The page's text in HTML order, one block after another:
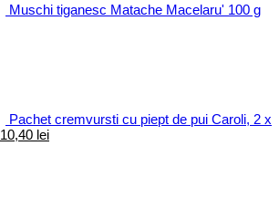
Muschi tiganesc Matache Macelaru' 100 g
Pachet cremvursti cu piept de pui Caroli, 2 x
Prețul
10,40 leiPrețul